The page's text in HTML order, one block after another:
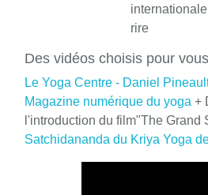
internationale
rire
Des vidéos choisis pour vous
Le Yoga Centre - Daniel
Magazine numérique du yoga +
l'introduction du film"The Grand
Satchidananda du Kriya Yoga